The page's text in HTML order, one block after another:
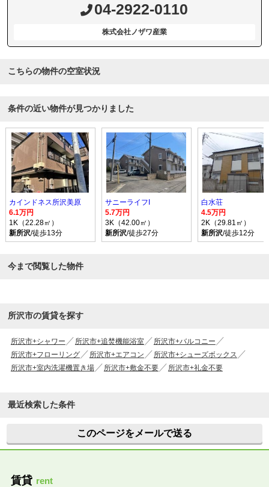
04-2922-0110
株式会社ノザワ産業
こちらの物件の空室状況
条件の近い物件が見つかりました
カインドネス所沢美原
6.1万円
1K（22.28㎡）
新所沢/徒歩13分
サニーライフI
5.7万円
3K（42.00㎡）
新所沢/徒歩27分
白水荘
4.5万円
2K（29.81㎡）
新所沢/徒歩12分
今まで閲覧した物件
所沢市の賃貸を探す
所沢市+シャワー 所沢市+追焚機能浴室
所沢市+バルコニー
所沢市+フローリング
所沢市+エアコン
所沢市+シューズボックス
所沢市+室内洗濯機置き場
所沢市+敷金不要 所沢市+礼金不要
最近検索した条件
このページをメールで送る
賃貸 rent